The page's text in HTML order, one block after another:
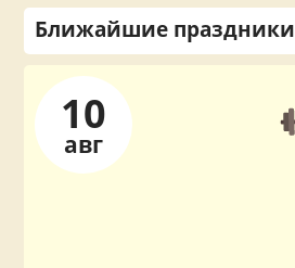
Ближайшие праздники
10
авг